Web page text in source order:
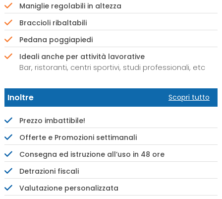
Maniglie regolabili in altezza
Braccioli ribaltabili
Pedana poggiapiedi
Ideali anche per attività lavorative
Bar, ristoranti, centri sportivi, studi professionali, etc
Inoltre Scopri tutto
Prezzo imbattibile!
Offerte e Promozioni settimanali
Consegna ed istruzione all’uso in 48 ore
Detrazioni fiscali
Valutazione personalizzata